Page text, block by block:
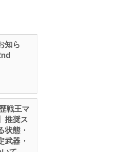
知ら
戦王マ
推奨ス
状態・
武器・